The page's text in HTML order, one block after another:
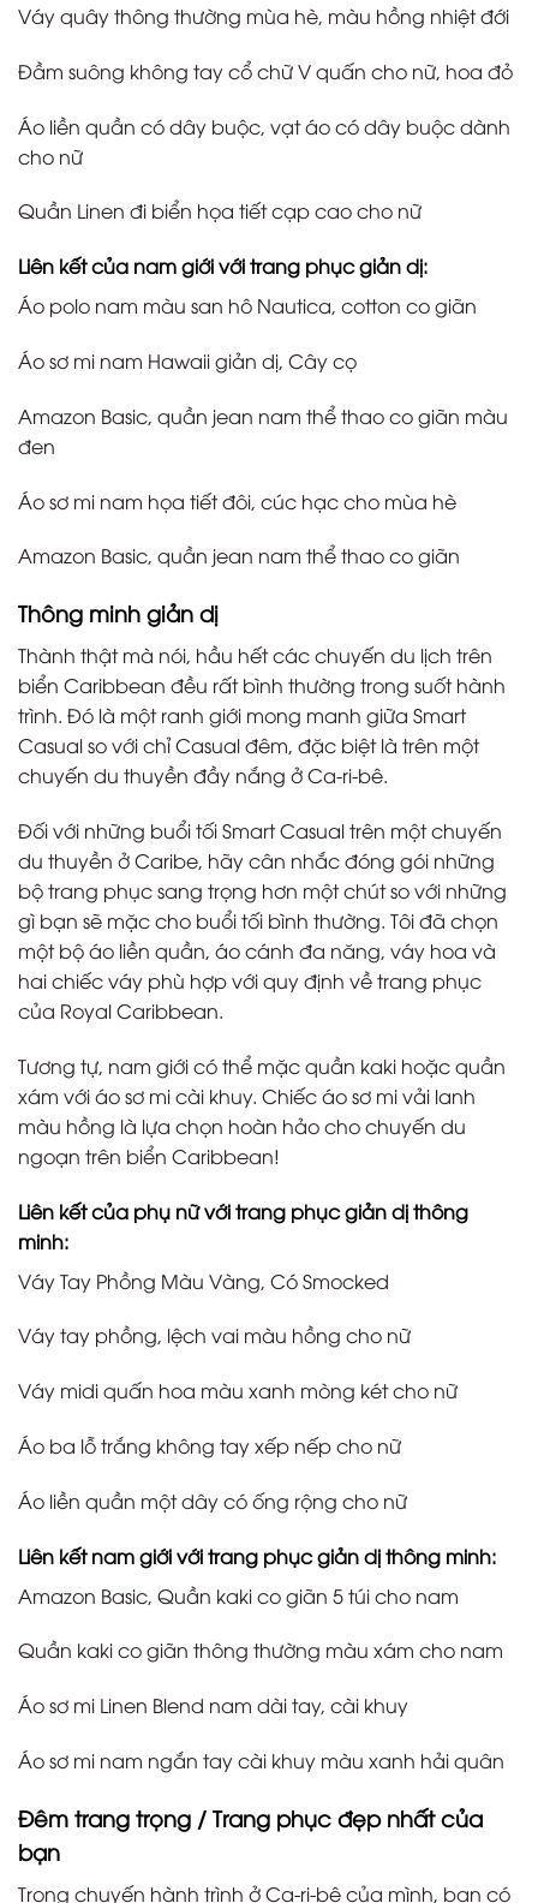
Váy quây thông thường mùa hè, màu hồng nhiệt đới
Đầm suông không tay cổ chữ V quấn cho nữ, hoa đỏ
Áo liền quần có dây buộc, vạt áo có dây buộc dành
cho nữ
Quần Linen đi biển họa tiết cạp cao cho nữ
Liên kết của nam giới với trang phục giản dị:
Áo polo nam màu san hô Nautica, cotton co giãn
Áo sơ mi nam Hawaii giản dị, Cây cọ
Amazon Basic, quần jean nam thể thao co giãn màu
đen
Áo sơ mi nam họa tiết đôi, cúc hạc cho mùa hè
Amazon Basic, quần jean nam thể thao co giãn
Thông minh giản dị
Thành thật mà nói, hầu hết các chuyến du lịch trên
biển Caribbean đều rất bình thường trong suốt hành
trình. Đó là một ranh giới mong manh giữa Smart
Casual so với chỉ Casual đêm, đặc biệt là trên một
chuyến du thuyền đầy nắng ở Ca-ri-bê.
Đối với những buổi tối Smart Casual trên một chuyến
du thuyền ở Caribe, hãy cân nhắc đóng gói những
bộ trang phục sang trọng hơn một chút so với những
gì bạn sẽ mặc cho buổi tối bình thường. Tôi đã chọn
một bộ áo liền quần, áo cánh đa năng, váy hoa và
hai chiếc váy phù hợp với quy định về trang phục
của Royal Caribbean.
Tương tự, nam giới có thể mặc quần kaki hoặc quần
xám với áo sơ mi cài khuy. Chiếc áo sơ mi vải lanh
màu hồng là lựa chọn hoàn hảo cho chuyến du
ngoạn trên biển Caribbean!
Liên kết của phụ nữ với trang phục giản dị thông
minh:
Váy Tay Phồng Màu Vàng, Có Smocked
Váy tay phồng, lệch vai màu hồng cho nữ
Váy midi quấn hoa màu xanh mòng két cho nữ
Áo ba lỗ trắng không tay xếp nếp cho nữ
Áo liền quần một dây có ống rộng cho nữ
Liên kết nam giới với trang phục giản dị thông minh:
Amazon Basic, Quần kaki co giãn 5 túi cho nam
Quần kaki co giãn thông thường màu xám cho nam
Áo sơ mi Linen Blend nam dài tay, cài khuy
Áo sơ mi nam ngắn tay cài khuy màu xanh hải quân
Đêm trang trọng / Trang phục đẹp nhất của
bạn
Trong chuyến hành trình ở Ca-ri-bê của mình, bạn có